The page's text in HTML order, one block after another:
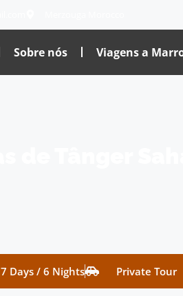
Sobre nós Viagens a
7 Days / 6 Nights Private Tour